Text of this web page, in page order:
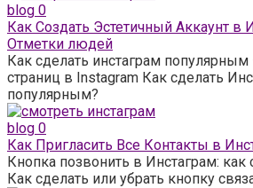
blog 0
Как Создать Эстетичный Аккаунт в
Отметки людей
Как сделать инстаграм
страниц в Instagram Как сделать
популярным?
blog 0
Как Пригласить Все Контакты в
Кнопка позвонить в Инстаграм: как
Как сделать или убрать кнопку